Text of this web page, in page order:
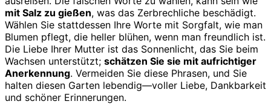
mit Salz zu gießen, was das Zerbrechliche beschädigt.
Wählen Sie stattdessen Ihre Worte mit Sorgfalt, wie man
Blumen pflegt, die heller blühen, wenn man freundlich ist.
Die Liebe Ihrer Mutter ist das Sonnenlicht, das Sie beim
Wachsen unterstützt; schätzen Sie sie mit aufrichtiger
Anerkennung. Vermeiden Sie diese Phrasen, und Sie
halten diesen Garten lebendig—voller Liebe, Dankbarkeit
und schöner Erinnerungen.